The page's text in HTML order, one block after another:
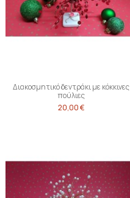
Διακοσμητικό δεντράκι με κόκκινες
πούλιες
20,00 €